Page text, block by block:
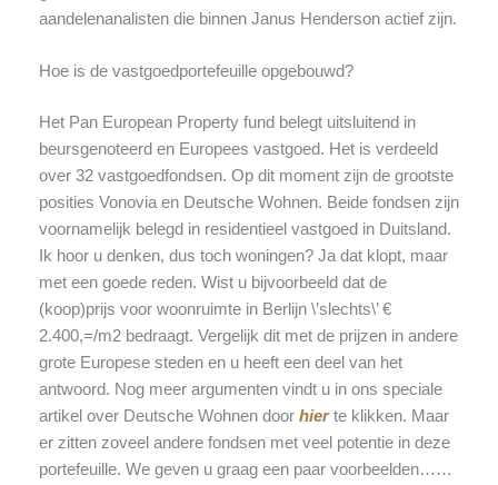
aandelenanalisten die binnen Janus Henderson actief zijn.
Hoe is de vastgoedportefeuille opgebouwd?
Het Pan European Property fund belegt uitsluitend in
beursgenoteerd en Europees vastgoed. Het is verdeeld
over 32 vastgoedfondsen. Op dit moment zijn de grootste
posities Vonovia en Deutsche Wohnen. Beide fondsen zijn
voornamelijk belegd in residentieel vastgoed in Duitsland.
Ik hoor u denken, dus toch woningen? Ja dat klopt, maar
met een goede reden. Wist u bijvoorbeeld dat de
(koop)prijs voor woonruimte in Berlijn \’slechts\’ €
2.400,=/m2 bedraagt. Vergelijk dit met de prijzen in andere
grote Europese steden en u heeft een deel van het
antwoord. Nog meer argumenten vindt u in ons speciale
artikel over Deutsche Wohnen door hierte klikken. Maar
er zitten zoveel andere fondsen met veel potentie in deze
portefeuille. We geven u graag een paar voorbeelden……